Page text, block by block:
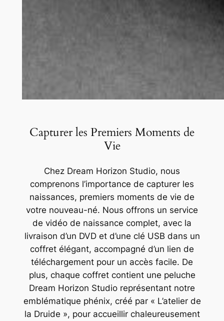
Capturer les Premiers Moments de
Vie
Chez Dream Horizon Studio, nous
comprenons l’importance de capturer les
naissances, premiers moments de vie de
votre nouveau-né. Nous offrons un service
de vidéo de naissance complet, avec la
livraison d’un DVD et d’une clé USB dans un
coffret élégant, accompagné d’un lien de
téléchargement pour un accès facile. De
plus, chaque coffret contient une peluche
Dream Horizon Studio représentant notre
emblématique phénix, créé par « L’atelier de
la Druide », pour accueillir chaleureusement